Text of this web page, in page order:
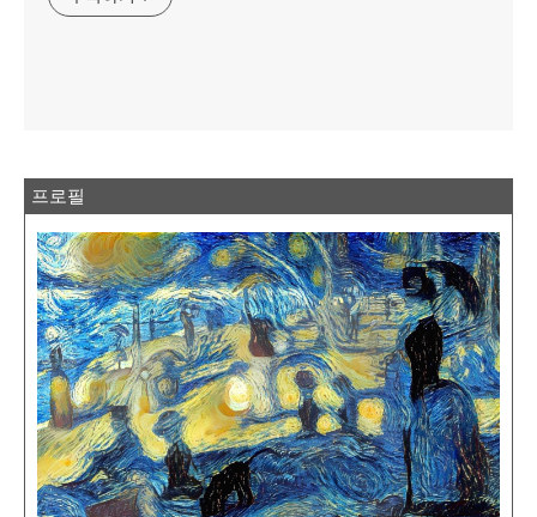
프로필